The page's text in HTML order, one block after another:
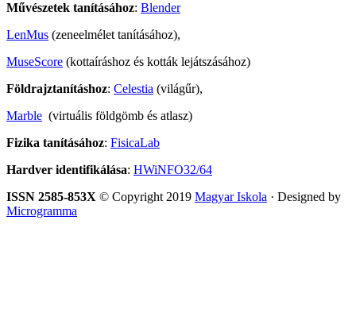
Művészetek tanításához: Blender
LenMus (zeneelmélet tanításához),
MuseScore (kottaíráshoz és kották lejátszásához)
Földrajztanításhoz: Celestia (világűr),
Marble (virtuális földgömb és atlasz)
Fizika tanításához: FisicaLab
Hardver identifikálása: HWiNFO32/64
ISSN 2585-853X © Copyright 2019 Magyar Iskola · Designed by
Microgramma